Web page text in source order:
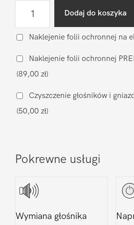
przycisku
Apple
iPhone
5S
Dodaj do koszyka
Naklejenie folii ochronnej na
Naklejenie folii ochronnej
(89,00 zł)
Czyszczenie głośników i
(50,00 zł)
Pokrewne usługi
Wymiana głośnika